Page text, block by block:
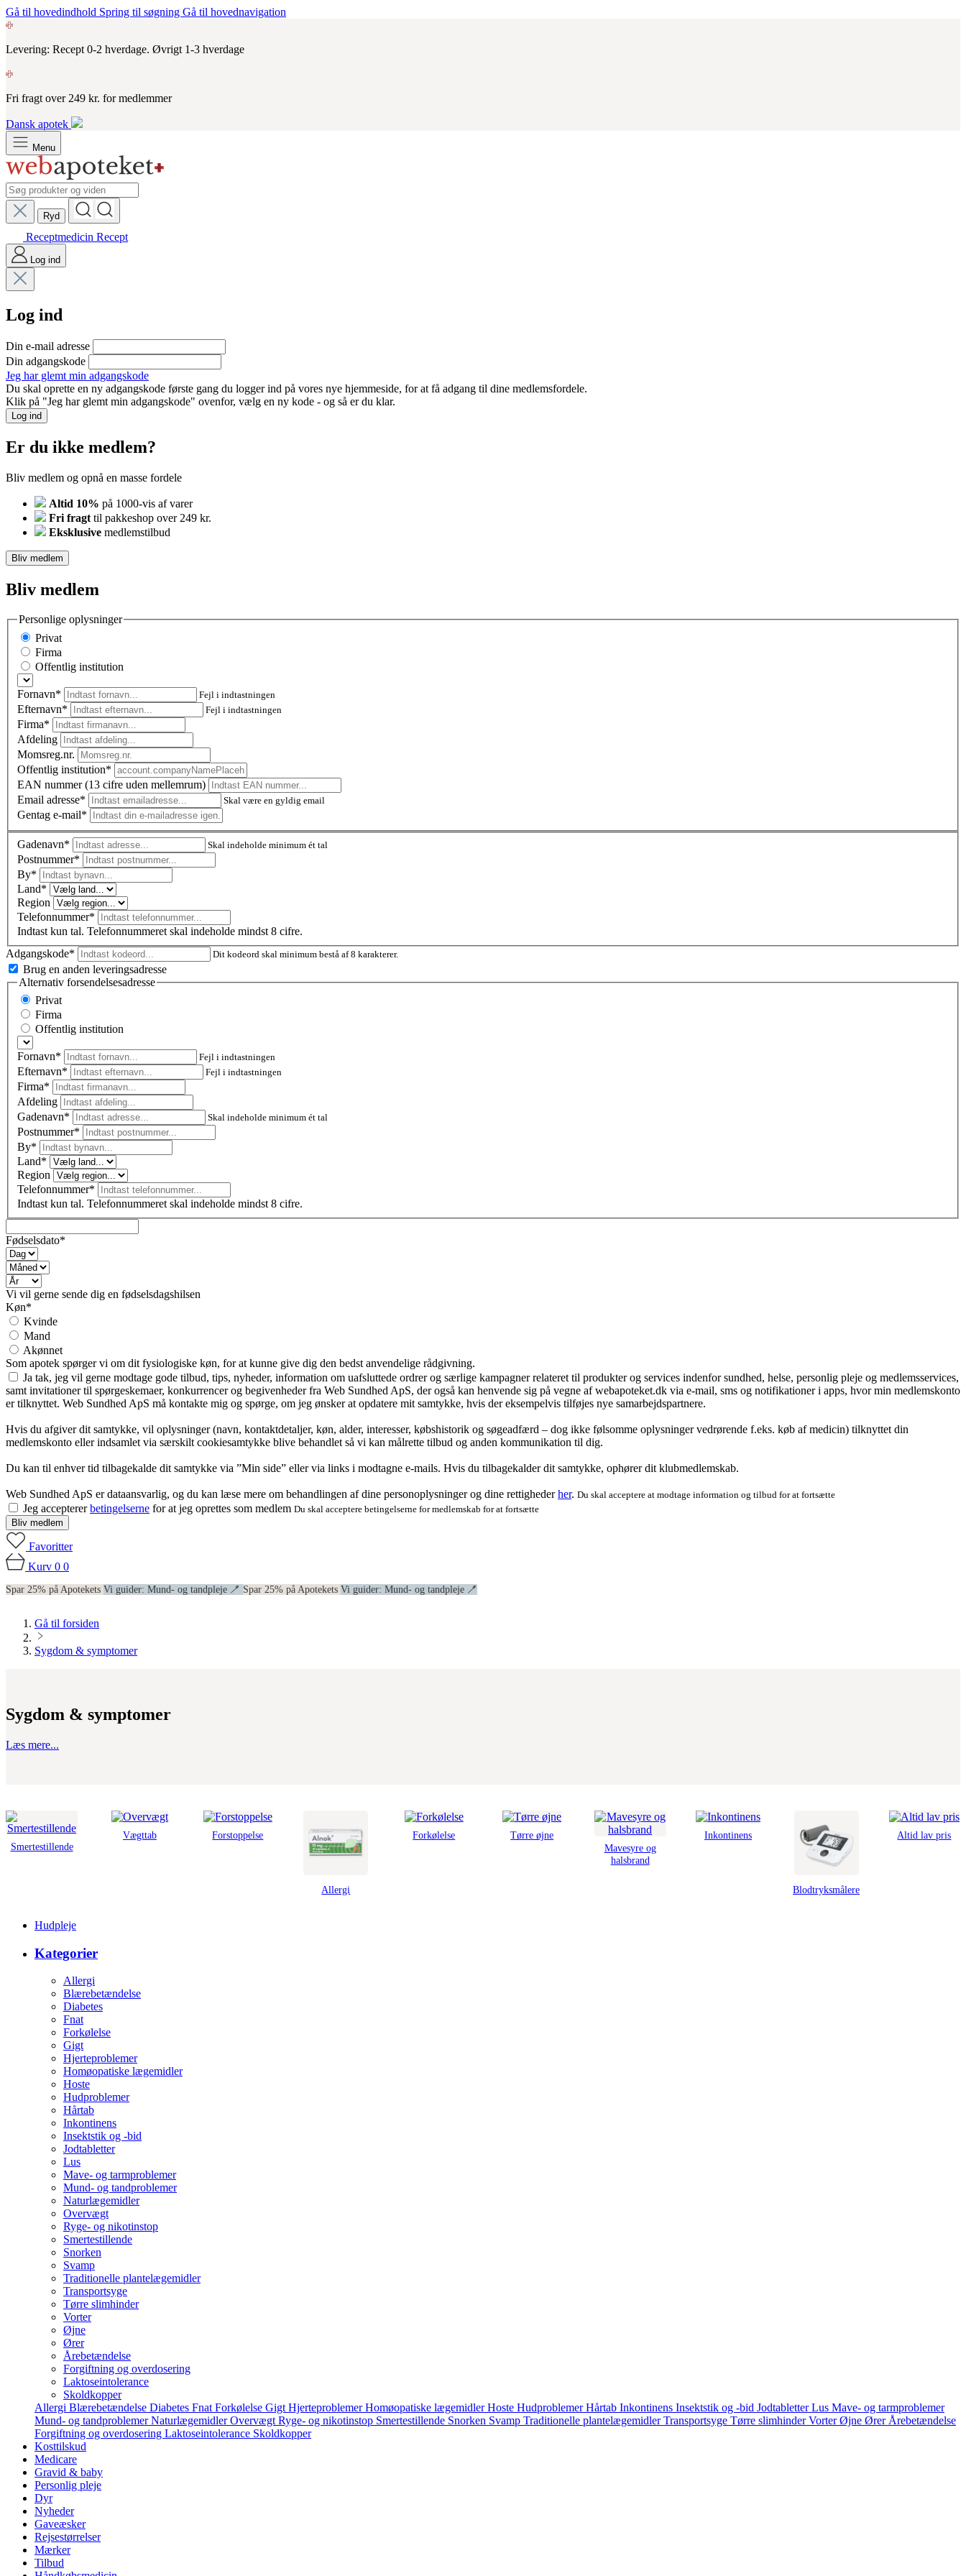
Gå til hovedindhold Spring til søgning Gå til hovednavigation
Levering: Recept 0-2 hverdage. Øvrigt 1-3 hverdage
Fri fragt over 249 kr. for medlemmer
Dansk apotek
Menu
Ryd
Receptmedicin Recept
Log ind
Log ind
Din e-mail adresse
Din adgangskode
Jeg har glemt min adgangskode
Du skal oprette en ny adgangskode første gang du logger ind på vores nye hjemmeside, for at få adgang til dine medlemsfordele.
Klik på "Jeg har glemt min adgangskode" ovenfor, vælg en ny kode - og så er du klar.
Log ind
Er du ikke medlem?
Bliv medlem og opnå en masse fordele
Altid 10% på 1000-vis af varer
Fri fragt til pakkeshop over 249 kr.
Eksklusive medlemstilbud
Bliv medlem
Bliv medlem
Personlige oplysninger
Privat
Firma
Offentlig institution
Fornavn* Fejl i indtastningen
Efternavn* Fejl i indtastningen
Firma*
Afdeling
Momsreg.nr.
Offentlig institution*
EAN nummer (13 cifre uden mellemrum)
Email adresse*
Skal være en gyldig email
Gentag e-mail*
Gadenavn* Skal indeholde minimum ét tal
Postnummer*
By*
Land*
Region
Telefonnummer*
Indtast kun tal. Telefonnummeret skal indeholde mindst 8 cifre.
Adgangskode*
Dit kodeord skal minimum bestå af 8 karakterer.
Brug en anden leveringsadresse
Alternativ forsendelsesadresse
Privat
Firma
Offentlig institution
Fornavn* Fejl i indtastningen
Efternavn* Fejl i indtastningen
Firma*
Afdeling
Gadenavn*
Skal indeholde minimum ét tal
Postnummer*
By*
Land*
Region
Telefonnummer*
Indtast kun tal. Telefonnummeret skal indeholde mindst 8 cifre.
Fødselsdato*
Vi vil gerne sende dig en fødselsdagshilsen
Køn*
Kvinde
Mand
Akønnet
Som apotek spørger vi om dit fysiologiske køn, for at kunne give dig den bedst anvendelige rådgivning.
Ja tak, jeg vil gerne modtage gode tilbud, tips, nyheder, information om uafsluttede ordrer og særlige kampagner relateret til produkter og services indenfor sundhed, helse, personlig pleje og medlemsservices,
samt invitationer til spørgeskemaer, konkurrencer og begivenheder fra Web Sundhed ApS, der også kan henvende sig på vegne af webapoteket.dk via e-mail, sms og notifikationer i apps, hvor min medlemskonto
er tilknyttet. Web Sundhed ApS må kontakte mig og spørge, om jeg ønsker at opdatere mit samtykke, hvis der eksempelvis tilføjes nye samarbejdspartnere.
Hvis du afgiver dit samtykke, vil oplysninger (navn, kontaktdetaljer, køn, alder, interesser, købshistorik og søgeadfærd – dog ikke følsomme oplysninger vedrørende f.eks. køb af medicin) tilknyttet din
medlemskonto eller indsamlet via særskilt cookiesamtykke blive behandlet så vi kan målrette tilbud og anden kommunikation til dig.
Du kan til enhver tid tilbagekalde dit samtykke via ”Min side” eller via links i modtagne e-mails. Hvis du tilbagekalder dit samtykke, ophører dit klubmedlemskab.
Web Sundhed ApS er dataansvarlig, og du kan læse mere om behandlingen af dine personoplysninger og dine rettighederher. Du skal acceptere at modtage information og tilbud for at fortsætte
Jeg acceptererbetingelserne for at jeg oprettes som medlem Du skal acceptere betingelserne for medlemskab for at fortsætte
Bliv medlem
Favoritter
Kurv 0 0
Spar 25% på Apotekets Vi guider: Mund- og tandpleje 🪥 Spar 25% på Apotekets Vi guider: Mund- og tandpleje 🪥
Gå til forsiden
Sygdom & symptomer
Sygdom & symptomer
Læs mere...
Smertestillende
Vægttab Forstoppelse
Allergi
Forkølelse
Tørre øjne
Mavesyre og
halsbrand
Inkontinens
Blodtryksmålere
Altid lav pris
Hudpleje
Kategorier
Allergi
Blærebetændelse
Diabetes
Fnat
Forkølelse
Gigt
Hjerteproblemer
Homøopatiske lægemidler
Hoste
Hudproblemer
Hårtab
Inkontinens
Insektstik og -bid
Jodtabletter
Lus
Mave- og tarmproblemer
Mund- og tandproblemer
Naturlægemidler
Overvægt
Ryge- og nikotinstop
Smertestillende
Snorken
Svamp
Traditionelle plantelægemidler
Transportsyge
Tørre slimhinder
Vorter
Øjne
Ører
Årebetændelse
Forgiftning og overdosering
Laktoseintolerance
Skoldkopper
Allergi Blærebetændelse Diabetes FnatForkølelse GigtHjerteproblemerHomøopatiske lægemidlerHoste HudproblemerHårtab Inkontinens Insektstik og -bid JodtabletterLus Mave- og tarmproblemer
Mund- og tandproblemerNaturlægemidlerOvervægtRyge- og nikotinstop Smertestillende Snorken Svamp Traditionelle plantelægemidlerTransportsyge Tørre slimhinderVorterØjne ØrerÅrebetændelse
Forgiftning og overdosering Laktoseintolerance Skoldkopper
Kosttilskud
Medicare
Gravid & baby
Personlig pleje
Dyr
Nyheder
Gaveæsker
Rejsestørrelser
Mærker
Tilbud